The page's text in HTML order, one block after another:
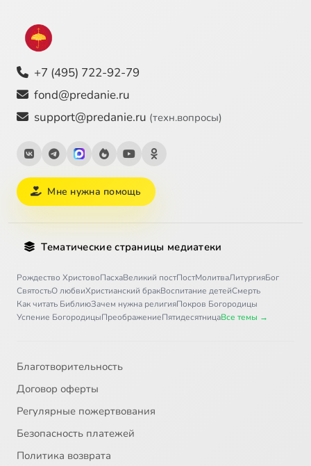
+7 (495) 722-92-79
fond@predanie.ru
support@predanie.ru (техн.вопросы)
Мне нужна помощь
Тематические страницы медиатеки
Рождество ХристовоПасхаВеликий постПостМолитваЛитургияБог
СвятостьО любвиХристианский бракВоспитание детейСмерть
Как читать БиблиюЗачем нужна религияПокров Богородицы
Успение БогородицыПреображениеПятидесятницаВсе темы →
Благотворительность
Договор оферты
Регулярные пожертвования
Безопасность платежей
Политика возврата